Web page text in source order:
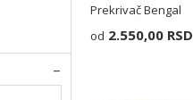
Prekrivač Bengal
2.550,00 RSD